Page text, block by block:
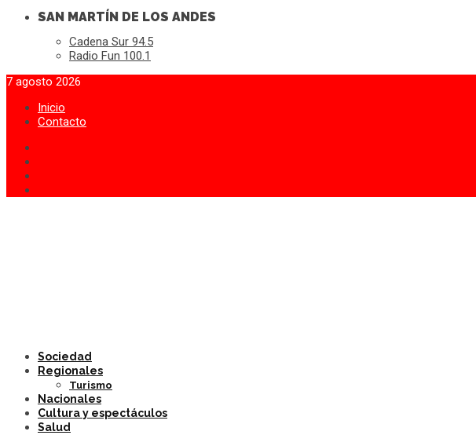
SAN MARTÍN DE LOS ANDES
Cadena Sur 94.5
Radio Fun 100.1
7 agosto 2026
Inicio
Contacto
Sociedad
Regionales
Turismo
Nacionales
Cultura y espectáculos
Salud